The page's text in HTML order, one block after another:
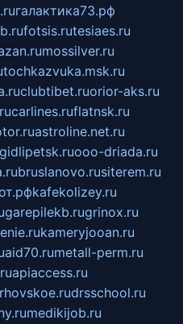
галактика73.рф
fotsis.rutesiaes.ru
mossilver.ru
tochkazvuka.msk.ru
clubtibet.ruorior-aks.ru
carlines.ruflatnsk.ru
astroline.net.ru
gidlipetsk.ruooo-driada.ru
bruslanovo.rusiterem.ru
kafekolizey.ru
grinox.ru
kameryjooan.ru
aid70.rumetall-perm.ru
apiaccess.ru
drsschool.ru
medikijob.ru